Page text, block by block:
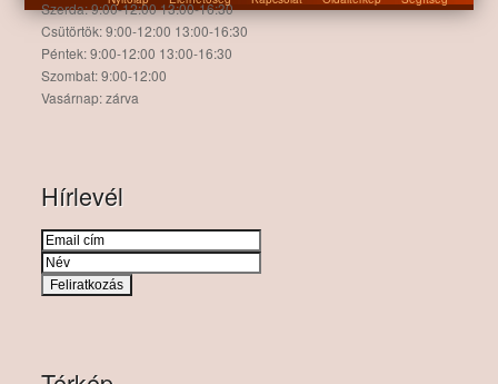
Szerda: 9:00-12:00 13:00-16:30
Csütörtök: 9:00-12:00 13:00-16:30
Péntek: 9:00-12:00 13:00-16:30
Szombat: 9:00-12:00
Vasárnap: zárva
Hírlevél